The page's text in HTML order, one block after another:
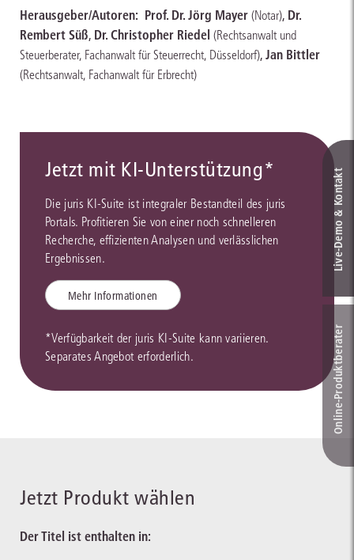
Herausgeber/Autoren: Prof. Dr. Jörg Mayer (Notar), Dr.
Rembert Süß, Dr. Christopher Riedel (Rechtsanwalt und
Steuerberater, Fachanwalt für Steuerrecht, Düsseldorf), Jan Bittler
(Rechtsanwalt, Fachanwalt für Erbrecht)
Jetzt mit KI-Unterstützung*
Die juris KI-Suite ist integraler Bestandteil des juris
Portals. Profitieren Sie von einer noch schnelleren
Recherche, effizienten Analysen und verlässlichen
Ergebnissen.
Mehr Informationen
*Verfügbarkeit der juris KI-Suite kann variieren.
Separates Angebot erforderlich.
Jetzt Produkt wählen
Der Titel ist enthalten in:
Live‑Demo & Kontakt
Online-Produkt­berater